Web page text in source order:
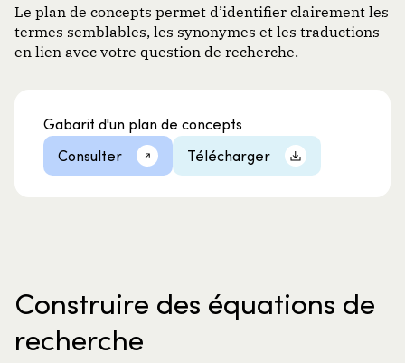
Le plan de concepts permet d’identifier clairement les
termes semblables, les synonymes et les traductions
en lien avec votre question de recherche.
Gabarit d'un plan de concepts
Consulter
Télécharger
Construire des équations de
recherche